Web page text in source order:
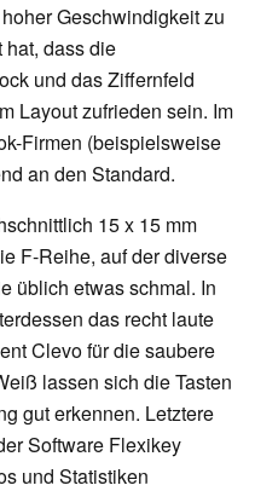
Geschwindigkeit zu
hat, dass die
und das Ziffernfeld
Layout zufrieden sein. Im
Firmen (beispielsweise
an den Standard.
15 x 15 mm
F-Reihe, auf der diverse
üblich etwas schmal. In
das recht laute
Clevo für die saubere
lassen sich die Tasten
gut erkennen. Letztere
Software Flexikey
und Statistiken